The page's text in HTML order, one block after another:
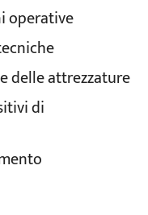
operative
delle attrezzature
di